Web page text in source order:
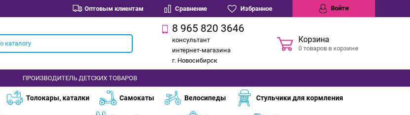
Оптовым клиентам Сравнение Избранное Войти
8 965 820 3646
консультант
интернет-магазина
г. Новосибирск
Корзина
0 товаров в корзине
ПРОИЗВОДИТЕЛЬ ДЕТСКИХ ТОВАРОВ
Толокары, каталки Самокаты Велосипеды Стульчики для кормления